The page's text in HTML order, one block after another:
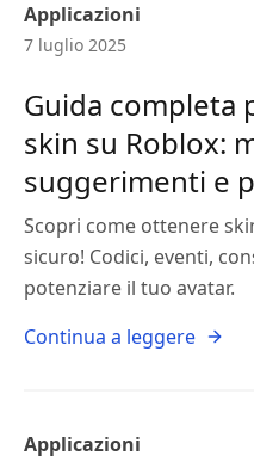
Applicazioni
7 luglio 2025
Guida completa
skin su Roblox:
suggerimenti e
Scopri come ottenere
sicuro! Codici, eventi,
potenziare il tuo avatar.
Continua a leggere
Applicazioni